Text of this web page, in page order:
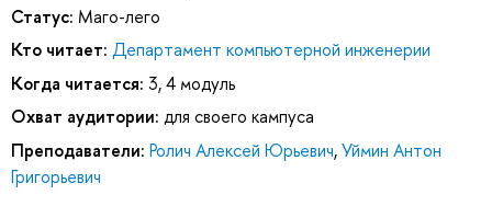
Статус: Маго-лего
Кто читает: Департамент компьютерной инженерии
Когда читается: 3, 4 модуль
Охват аудитории: для своего кампуса
Преподаватели: Ролич Алексей Юрьевич,Уймин Антон
Григорьевич